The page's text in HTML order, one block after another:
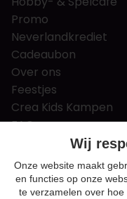
Promo
Neverlandkrediet
Cadeaubon
Over ons
Feestjes
Crea Kids Kampen
FAQ
Tips & tricks
Contact
Nieuws &
Wij
Onze website maakt
en functies op onze
te verzamelen over